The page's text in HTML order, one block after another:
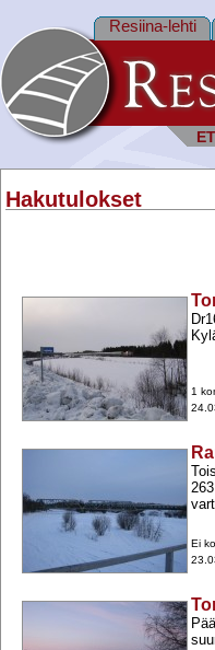
Resiina-lehti
Hakutulokset
1
Ei